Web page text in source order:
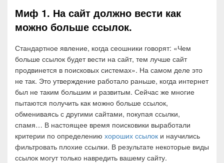
Миф 1. На сайт должно вести как
можно больше ссылок.
Стандартное явление, когда сеошники говорят: «Чем
больше ссылок будет вести на сайт, тем лучше сайт
продвинется в поисковых системах». На самом деле это
не так. Это утверждение работало раньше, когда интернет
был не таким большим и развитым. Сейчас же многие
пытаются получить как можно больше ссылок,
обмениваясь с другими сайтами, покупая ссылки,
спамя… В настоящее время поисковики выработали
критерии по определению хороших ссылок и научились
фильтровать плохие ссылки. В результате некоторые виды
ссылок могут только навредить вашему сайту.